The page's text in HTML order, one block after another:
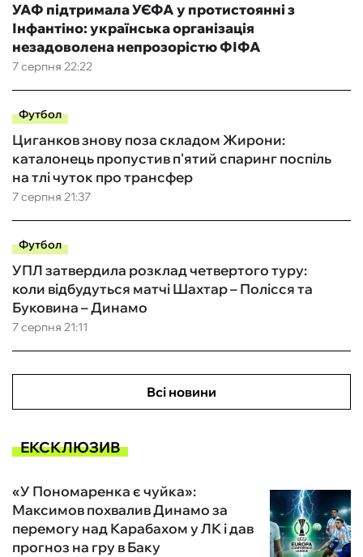
7 серпня 22:22
УАФ підтримала УЄФА у протистоянні з
Інфантіно: українська організація
незадоволена непрозорістю ФІФА
Футбол
7 серпня 21:37
Циганков знову поза складом Жирони:
каталонець пропустив п'ятий спаринг поспіль
на тлі чуток про трансфер
Футбол
7 серпня 21:11
УПЛ затвердила розклад четвертого туру:
коли відбудуться матчі Шахтар – Полісся та
Буковина – Динамо
Всі новини
ЕКСКЛЮЗИВ
«У Пономаренка є чуйка»:
Максимов похвалив Динамо за
перемогу над Карабахом у ЛК і дав
прогноз на гру в Баку